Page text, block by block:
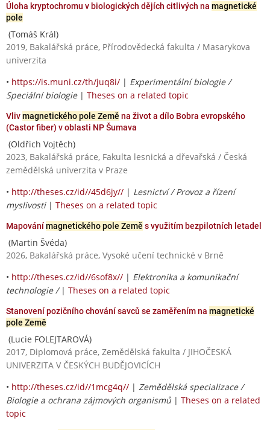
Úloha kryptochromu v biologických dějích citlivých na magnetické
pole
(Tomáš Král)
2019, Bakalářská práce, Přírodovědecká fakulta / Masarykova
univerzita
• https://is.muni.cz/th/juq8i/ | Experimentální biologie /
Speciální biologie| Theses on a related topic
Vlivmagnetického pole Země na život a dílo Bobra evropského
(Castor fiber) v oblasti NP Šumava
(Oldřich Vojtěch)
2023, Bakalářská práce, Fakulta lesnická a dřevařská / Česká
zemědělská univerzita v Praze
• http://theses.cz/id//45d6jy// | Lesnictví / Provoz a řízení
myslivosti| Theses on a related topic
Mapovánímagnetického pole Země s využitím bezpilotních letadel
(Martin Švéda)
2026, Bakalářská práce, Vysoké učení technické v Brně
• http://theses.cz/id//6sof8x// | Elektronika a komunikační
technologie / | Theses on a related topic
Stanovení pozičního chování savců se zaměřením na magnetické
pole Země
(Lucie FOLEJTAROVÁ)
2017, Diplomová práce, Zemědělská fakulta / JIHOČESKÁ
UNIVERZITA V ČESKÝCH BUDĚJOVICÍCH
• http://theses.cz/id//1mcg4q// | Zemědělská specializace /
Biologie a ochrana zájmových organismů | Theses on a related
topic